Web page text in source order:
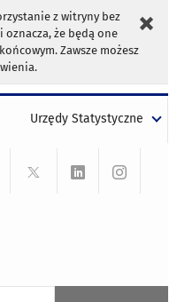
z witryny bez
że będą one
Zawsze możesz
Urzędy Statystyczne